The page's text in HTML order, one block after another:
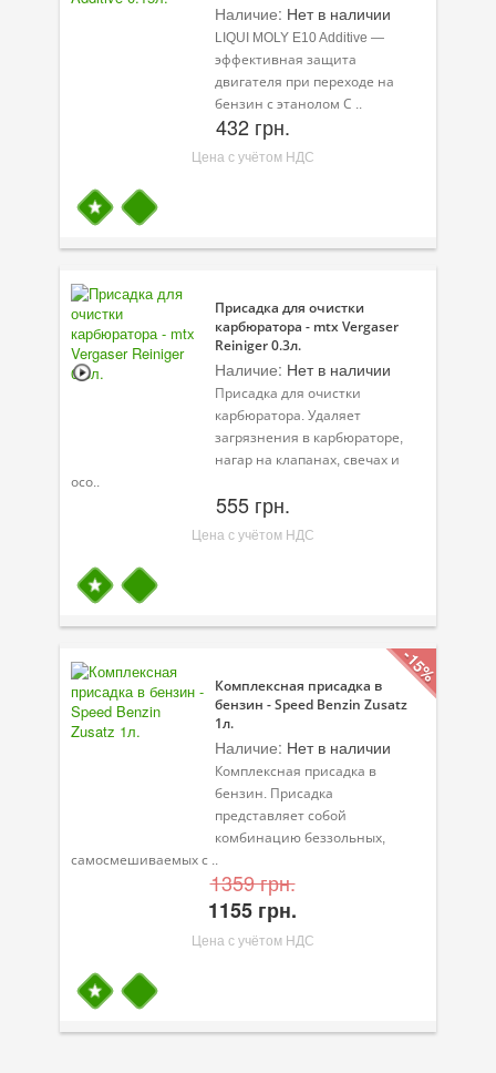
Трансмиссионные масла
Сервисные продукты
Клеи и герметики
Профи-серия
Уход за кондиционером
Смазки
Специальные программы
Велосипедная программа
Масла для лодочных моторов
Моторное масло для мотоцикла
Оружейное масло
Садовая программа
Промышленная программа
Технологические жидкости
Зимняя программа
Наличие: Нет в наличии
LIQUI MOLY E10 Additive —
эффективная защита
двигателя при переходе на
бензин с этанолом С ..
432 грн.
Цена с учётом НДС
Присадка для очистки
карбюратора - mtx Vergaser
Reiniger 0.3л.
Наличие: Нет в наличии
Присадка для очистки
карбюратора. Удаляет
загрязнения в карбюраторе,
нагар на клапанах, свечах и
осо..
555 грн.
Цена с учётом НДС
-15%
Комплексная присадка в
бензин - Speed Benzin Zusatz
1л.
Наличие: Нет в наличии
Комплексная присадка в
бензин. Присадка
представляет собой
комбинацию беззольных,
самосмешиваемых с ..
1359 грн.
1155 грн.
Цена с учётом НДС